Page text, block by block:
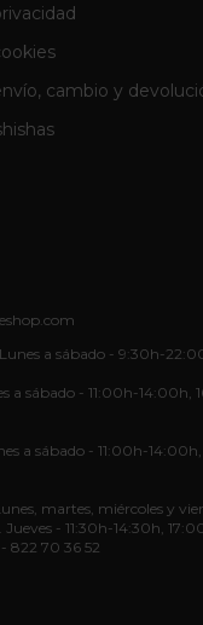
cambio y
a sábado - 9:30h-
a sábado - 11:00h-14:00h,
a sábado - 11:00h-
martes, miércoles y
- 11:30h-14:30h,
822 70 36 52